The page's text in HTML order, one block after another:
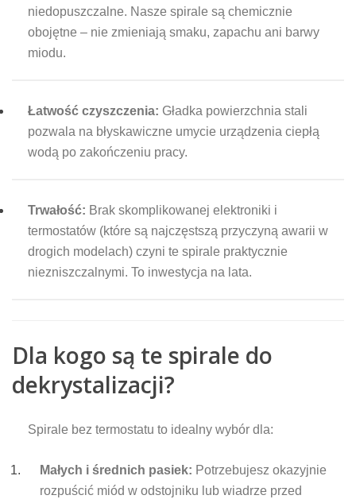
niedopuszczalne. Nasze spirale są chemicznie
obojętne – nie zmieniają smaku, zapachu ani barwy
miodu.
Łatwość czyszczenia: Gładka powierzchnia stali
pozwala na błyskawiczne umycie urządzenia ciepłą
wodą po zakończeniu pracy.
Trwałość: Brak skomplikowanej elektroniki i
termostatów (które są najczęstszą przyczyną awarii w
drogich modelach) czyni te spirale praktycznie
niezniszczalnymi. To inwestycja na lata.
Dla kogo są te spirale do
dekrystalizacji?
Spirale bez termostatu to idealny wybór dla:
Małych i średnich pasiek: Potrzebujesz okazyjnie
rozpuścić miód w odstojniku lub wiadrze przed